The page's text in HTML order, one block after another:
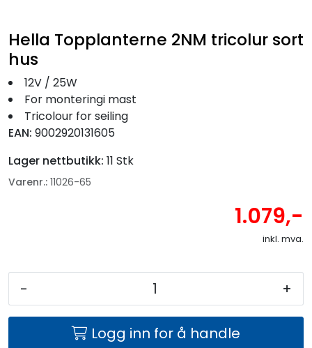
Hella Topplanterne 2NM tricolur sort
hus
12V / 25W
For monteringi mast
Tricolour for seiling
EAN: 9002920131605
Lager nettbutikk: 11 Stk
Varenr.: 11026-65
1.079,-
inkl. mva.
- +
Logg inn for å handle
Nyheter